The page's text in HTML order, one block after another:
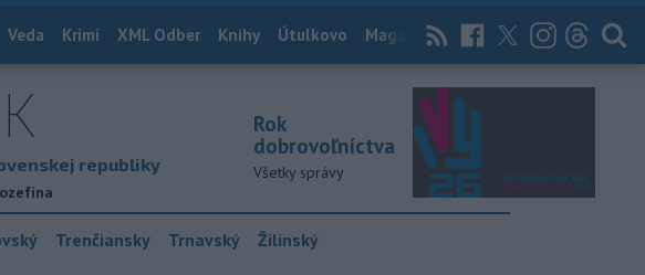
Veda Krimi XML Odber Knihy Útulkovo Magazín News Now Archív
republiky
Rok
dobrovoľníctva
Všetky správy
Trenčiansky Trnavský Žilinský